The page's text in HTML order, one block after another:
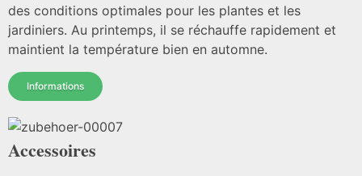
des conditions optimales pour les plantes et les
jardiniers. Au printemps, il se réchauffe rapidement et
maintient la température bien en automne.
Informations
Accessoires